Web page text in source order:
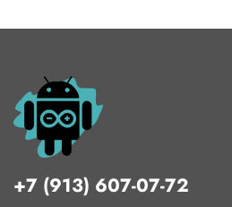
Характеристики:
Центральный процессор: 4-
на ARM Cortex A72 с
Графический процессор:
тактовой частотой 500 МГц
Оперативная память: 2 ГБ
Стандарт Bluetooth: v5.0 с BLE
+7 (913) 607-07-72